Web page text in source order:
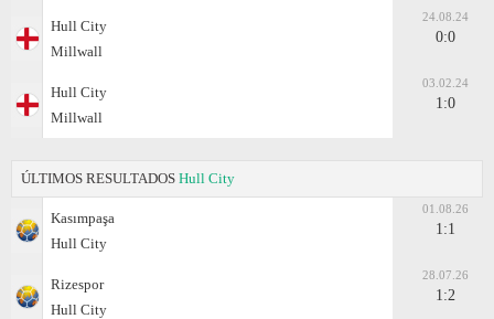
Hull City
Millwall
24.08.24
0:0
Hull City
Millwall
03.02.24
1:0
ÚLTIMOS RESULTADOS Hull City
Kasımpaşa
Hull City
01.08.26
1:1
Rizespor
Hull City
28.07.26
1:2